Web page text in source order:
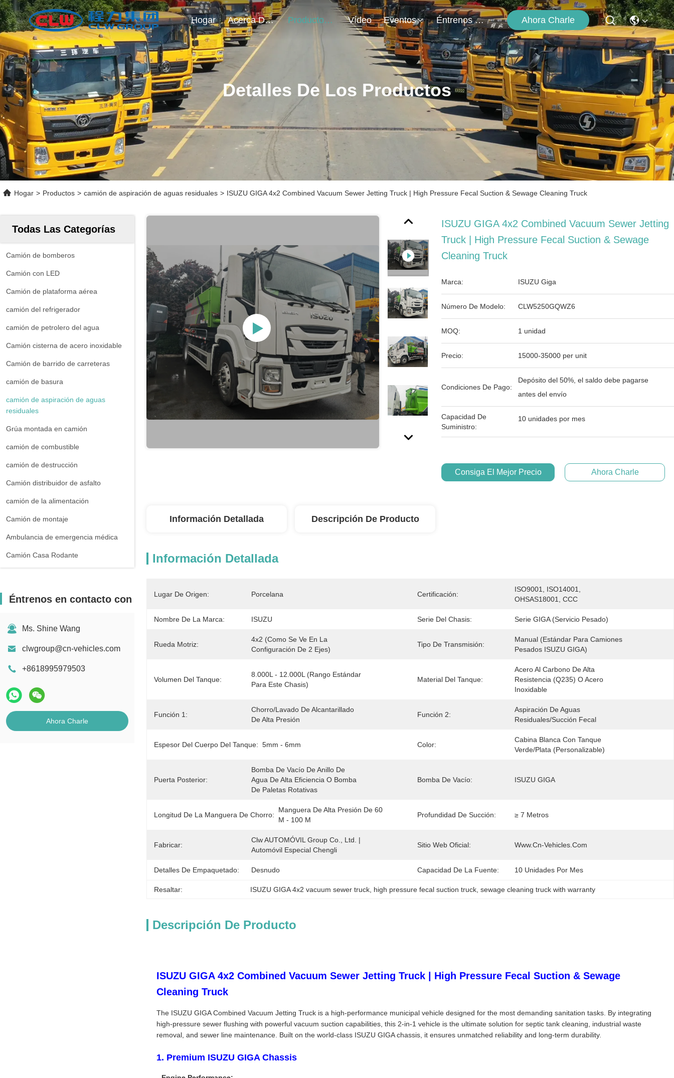
Hogar Acerca De Nosotros Productos Vídeo Eventos Éntrenos En Contacto Con Ahora Charle
Detalles De Los Productos
Hogar > Productos > camión de aspiración de aguas residuales > ISUZU GIGA 4x2 Combined Vacuum Sewer Jetting Truck | High Pressure Fecal Suction & Sewage Cleaning Truck
Todas Las Categorías
Camión de bomberos
Camión con LED
Camión de plataforma aérea
camión del refrigerador
camión de petrolero del agua
Camión cisterna de acero inoxidable
Camión de barrido de carreteras
camión de basura
camión de aspiración de aguas
residuales
Grúa montada en camión
camión de combustible
camión de destrucción
Camión distribuidor de asfalto
camión de la alimentación
Camión de montaje
Ambulancia de emergencia médica
Camión Casa Rodante
Éntrenos en contacto con
Ms. Shine Wang
clwgroup@cn-vehicles.com
+8618995979503
Ahora Charle
ISUZU GIGA 4x2 Combined Vacuum Sewer Jetting
Truck | High Pressure Fecal Suction & Sewage
Cleaning Truck
Marca: ISUZU Giga
Número De Modelo: CLW5250GQWZ6
MOQ: 1 unidad
Precio: 15000-35000 per unit
Condiciones De Pago:
Depósito del 50%, el saldo debe pagarse
antes del envío
Capacidad De
Suministro:
10 unidades por mes
Consiga El Mejor Precio Ahora Charle
Información Detallada Descripción De Producto
Información Detallada
Lugar De Origen: Porcelana Certificación:
ISO9001, ISO14001,
OHSAS18001, CCC
Nombre De La Marca: ISUZU Serie Del Chasis: Serie GIGA (servicio Pesado)
Rueda Motriz:
4x2 (como Se Ve En La
Configuración De 2 Ejes)
Tipo De Transmisión:
Manual (Estándar Para Camiones
Pesados ​​ISUZU GIGA)
Volumen Del Tanque:
8.000L - 12.000L (rango Estándar
Para Este Chasis)
Material Del Tanque:
Acero Al Carbono De Alta
Resistencia (Q235) O Acero
Inoxidable
Función 1:
Chorro/lavado De Alcantarillado
De Alta Presión
Función 2:
Aspiración De Aguas
Residuales/succión Fecal
Espesor Del Cuerpo Del Tanque: 5mm - 6mm Color:
Cabina Blanca Con Tanque
Verde/Plata (Personalizable)
Puerta Posterior:
Bomba De Vacío De Anillo De
Agua De Alta Eficiencia O Bomba
De Paletas Rotativas
Bomba De Vacío: ISUZU GIGA
Longitud De La Manguera De Chorro:
Manguera De Alta Presión De 60
M - 100 M
Profundidad De Succión: ≥ 7 Metros
Fabricar:
Clw AUTOMÓVIL Group Co., Ltd. |
Automóvil Especial Chengli
Sitio Web Oficial: Www.cn-Vehicles.com
Detalles De Empaquetado: Desnudo Capacidad De La Fuente: 10 Unidades Por Mes
Resaltar: ISUZU GIGA 4x2 vacuum sewer truck high pressure fecal suction truck sewage cleaning truck with warranty
Descripción De Producto
ISUZU GIGA 4x2 Combined Vacuum Sewer Jetting Truck | High Pressure Fecal Suction & Sewage
Cleaning Truck
The ISUZU GIGA Combined Vacuum Jetting Truck is a high-performance municipal vehicle designed for the most demanding sanitation tasks. By integrating
high-pressure sewer flushing with powerful vacuum suction capabilities, this 2-in-1 vehicle is the ultimate solution for septic tank cleaning, industrial waste
removal, and sewer line maintenance. Built on the world-class ISUZU GIGA chassis, it ensures unmatched reliability and long-term durability.
1. Premium ISUZU GIGA Chassis